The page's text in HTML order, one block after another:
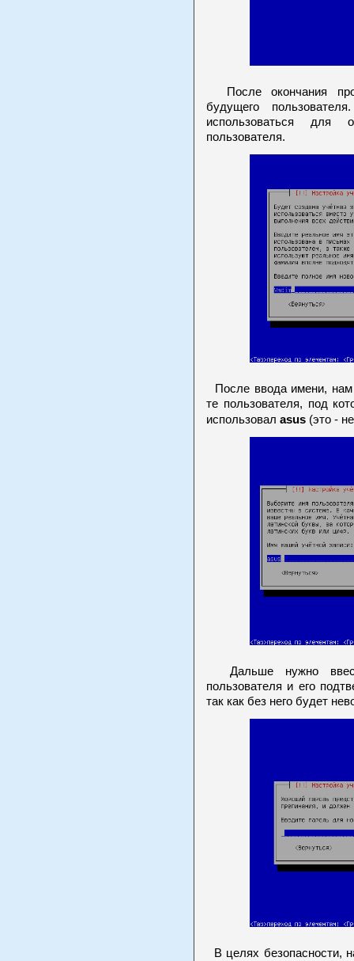
После окончания
будущего
использоваться для
пользователя.
После ввода имени, нам
те пользователя, под
использовал asus (это -
Дальше нужно
пользователя и его
так как без него будет
В целях безопасности,